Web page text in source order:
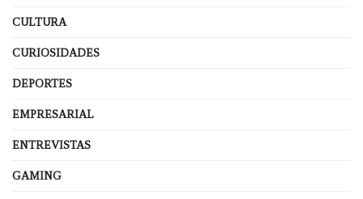
CULTURA
CURIOSIDADES
DEPORTES
EMPRESARIAL
ENTREVISTAS
GAMING